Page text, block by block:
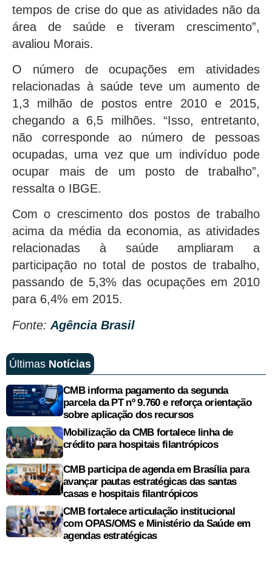
tempos de crise do que as atividades não da
área de saúde e tiveram crescimento”,
avaliou Morais.
O número de ocupações em atividades
relacionadas à saúde teve um aumento de
1,3 milhão de postos entre 2010 e 2015,
chegando a 6,5 milhões. “Isso, entretanto,
não corresponde ao número de pessoas
ocupadas, uma vez que um indivíduo pode
ocupar mais de um posto de trabalho”,
ressalta o IBGE.
Com o crescimento dos postos de trabalho
acima da média da economia, as atividades
relacionadas à saúde ampliaram a
participação no total de postos de trabalho,
passando de 5,3% das ocupações em 2010
para 6,4% em 2015.
Fonte: Agência Brasil
Últimas Notícias
CMB informa pagamento da segunda
parcela da PT nº 9.760 e reforça orientação
sobre aplicação dos recursos
Mobilização da CMB fortalece linha de
crédito para hospitais filantrópicos
CMB participa de agenda em Brasília para
avançar pautas estratégicas das santas
casas e hospitais filantrópicos
CMB fortalece articulação institucional
com OPAS/OMS e Ministério da Saúde em
agendas estratégicas